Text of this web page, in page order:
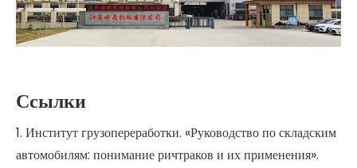
Ссылки
1. Институт грузопереработки. «Руководство по складским
автомобилям: понимание ричтраков и их применения».